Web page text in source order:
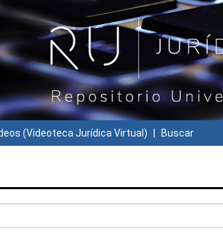
(Videoteca Jurídica Virtual) Buscar